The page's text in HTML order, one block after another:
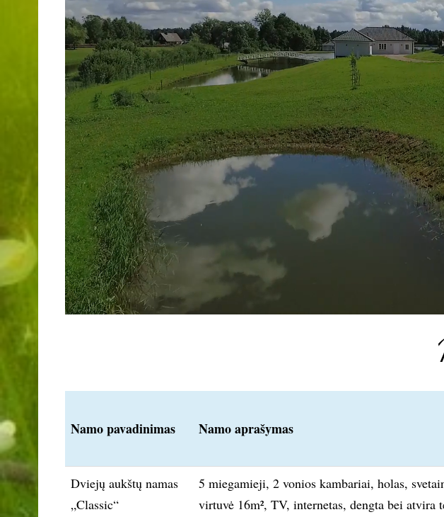
Namo pavadinimas Namo aprašymas
Dviejų aukštų namas
„Classic“
5 miegamieji, 2 vonios kambariai, holas,
virtuvė 16m², TV, internetas, dengta bei atvira